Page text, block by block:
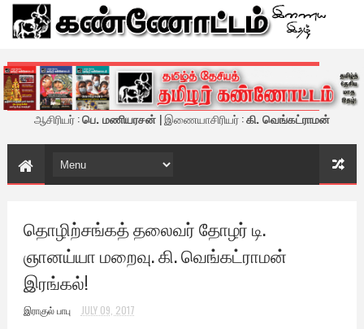
கண்ணோட்டம் - இணைய இதழ்
ஆசிரியர் :பெ. மணியரசன் | இணையாசிரியர் :கி. வெங்கட்ராமன்
தொழிற்சங்கத் தலைவர் தோழர் டி.
ஞானய்யா மறைவு. கி. வெங்கட்ராமன்
இரங்கல்!
இராகுல் பாபு JULY 09, 2017